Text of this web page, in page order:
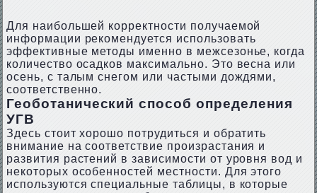
Для наибольшей корректности получаемой
информации рекомендуется использовать
эффективные методы именно в межсезонье, когда
количество осадков максимально. Это весна или
осень, с талым снегом или частыми дождями,
соответственно.
Геоботанический способ определения
УГВ
Здесь стоит хорошо потрудиться и обратить
внимание на соответствие произрастания и
развития растений в зависимости от уровня вод и
некоторых особенностей местности. Для этого
используются специальные таблицы, в которые